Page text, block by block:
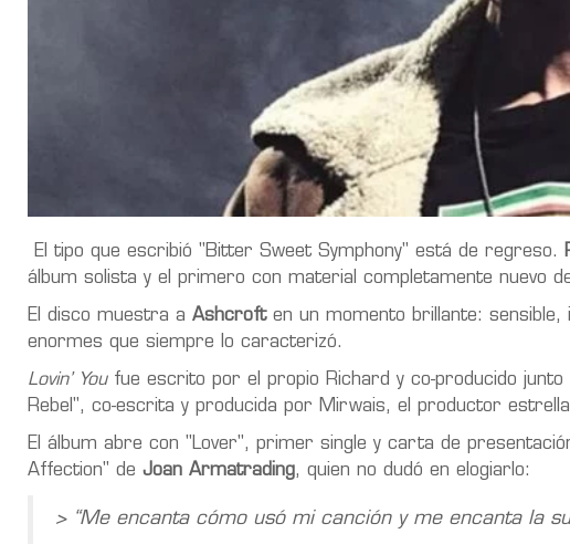
El tipo que escribió "Bitter Sweet Symphony" está de regreso.
álbum solista y el primero con material completamente nuevo
El disco muestra a Ashcroften un momento brillante: sensible,
enormes que siempre lo caracterizó.
Lovin’ Youfue escrito por el propio Richard y co-producido junto
Rebel", co-escrita y producida por Mirwais, el productor
El álbum abre con "Lover", primer single y carta de
Affection" de Joan Armatrading, quien no dudó en elogiarlo:
> “Me encanta cómo usó mi canción y me encanta la